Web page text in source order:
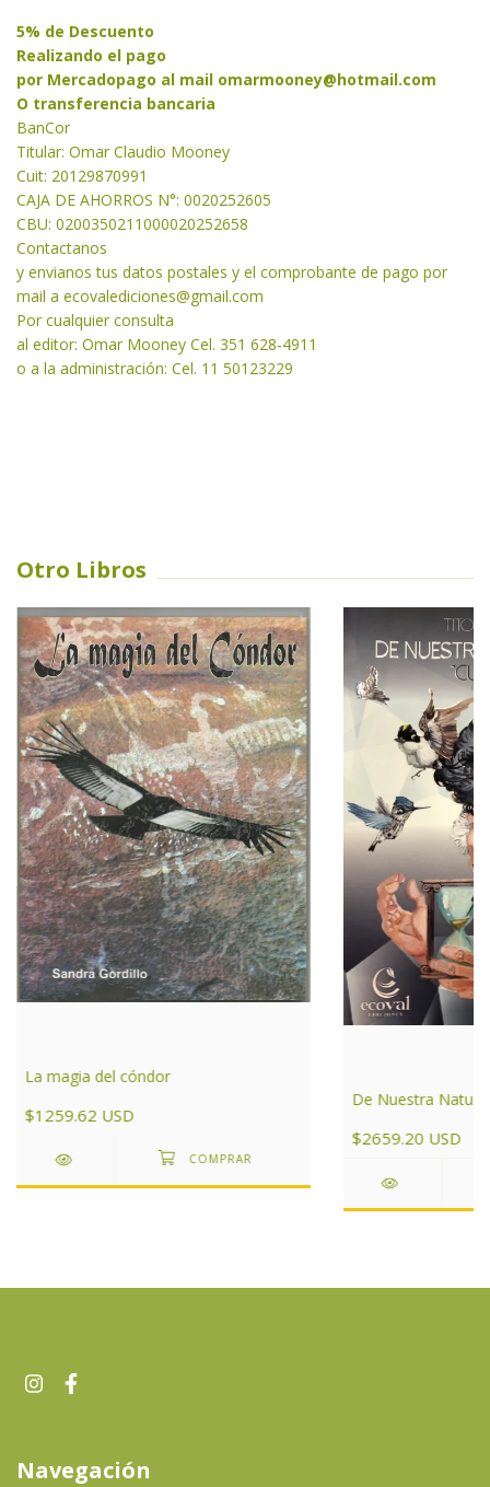
5% de Descuento
Realizando el pago
por Mercadopago al mail omarmooney@hotmail.com
O transferencia bancaria
BanCor
Titular: Omar Claudio Mooney
Cuit: 20129870991
CAJA DE AHORROS N°: 0020252605
CBU: 0200350211000020252658
Contactanos
y envianos tus datos postales y el comprobante de pago por
mail a ecovalediciones@gmail.com
Por cualquier consulta
al editor: Omar Mooney Cel. 351 628-4911
o a la administración: Cel. 11 50123229
Otro Libros
La magia del cóndor
$1259.62 USD
De Nuestra
$2659.20 USD
Navegación